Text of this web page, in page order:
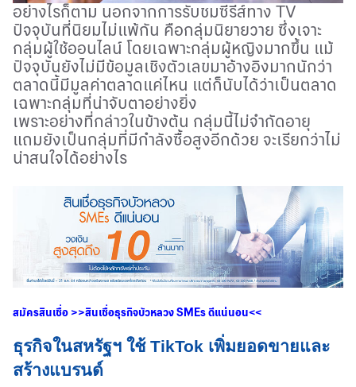
อย่างไรก็ตาม นอกจากการรับชมซีรีส์ทาง TV
ปัจจุบันที่นิยมไม่แพ้กัน คือกลุ่มนิยายวาย ซึ่งเจาะ
กลุ่มผู้ใช้ออนไลน์ โดยเฉพาะกลุ่มผู้หญิงมากขึ้น แม้
ปัจจุบันยังไม่มีข้อมูลเชิงตัวเลขมาอ้างอิงมากนักว่า
ตลาดนี้มีมูลค่าตลาดแค่ไหน แต่ก็นับได้ว่าเป็นตลาด
เฉพาะกลุ่มที่น่าจับตาอย่างยิ่ง
เพราะอย่างที่กล่าวในข้างต้น กลุ่มนี้ไม่จำกัดอายุ
แถมยังเป็นกลุ่มที่มีกำลังซื้อสูงอีกด้วย จะเรียกว่าไม่
น่าสนใจได้อย่างไร
สมัครสินเชื่อ >>สินเชื่อธุรกิจบัวหลวงSMEsดีแน่นอน<<
ธุรกิจในสหรัฐฯ ใช้ TikTok เพิ่มยอดขายและ
สร้างแบรนด์